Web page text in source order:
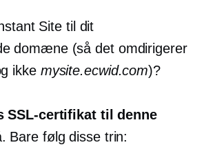
Site til dit
domæne (så det omdirigerer
ikke mysite.ecwid.com)?
SSL-certifikat til denne
Bare følg disse trin: